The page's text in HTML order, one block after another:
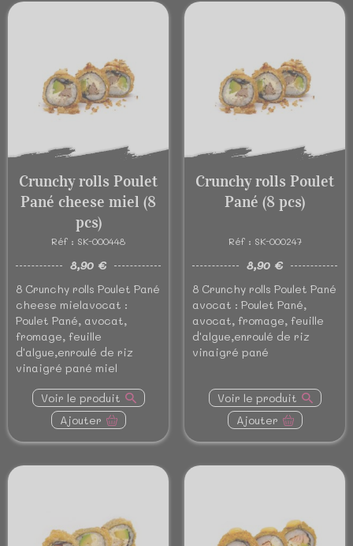
Crunchy rolls Poulet
Pané cheese miel (8
pcs)
Réf : SK-000448
8,90 €
8 Crunchy rolls Poulet Pané
cheese mielavocat :
Poulet Pané, avocat,
fromage, feuille
d'algue,enroulé de riz
vinaigré pané miel
Voir le produit
Ajouter
Crunchy rolls Poulet
Pané (8 pcs)
Réf : SK-000247
8,90 €
8 Crunchy rolls Poulet Pané
avocat : Poulet Pané,
avocat, fromage, feuille
d'algue,enroulé de riz
vinaigré pané
Voir le produit
Ajouter